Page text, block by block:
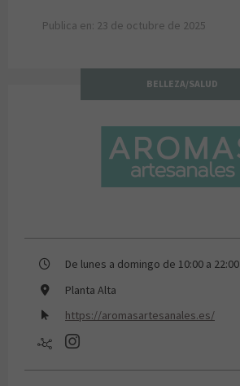
Publica en: 23 de octubre de 2025
BELLEZA/SALUD
De lunes a domingo de 10:00 a 22:00
Planta Alta
https://aromasartesanales.es/